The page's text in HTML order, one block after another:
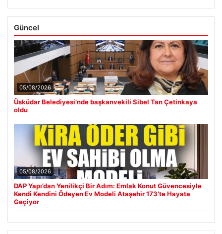
Güncel
05/08/2026
Üsküdar Belediyesi’nde başkanvekili Sibel Tan Çetinkaya
oldu
05/08/2026
DAP Yapı’dan Yenilikçi Bir Adım: Emlak Konut Güvencesiyle
Kendi Kendini Ödeyen Ev Modeli Ataşehir 173’te Hayata
Geçiyor